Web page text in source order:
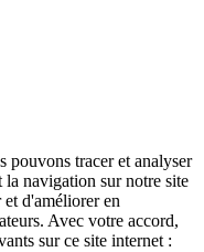
pouvons tracer et analyser
la navigation sur notre site
d'améliorer en
Avec votre accord,
sur ce site internet :